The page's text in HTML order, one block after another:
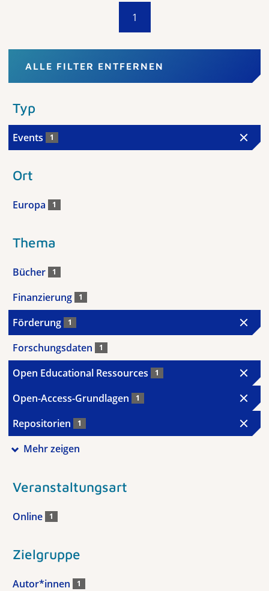
1
ALLE FILTER ENTFERNEN
Typ
Events 1
Ort
Europa 1
Thema
Bücher 1
Finanzierung 1
Förderung 1
Forschungsdaten 1
Open Educational Ressources 1
Open-Access-Grundlagen 1
Repositorien 1
Mehr zeigen
Veranstaltungsart
Online 1
Zielgruppe
Autor*innen 1